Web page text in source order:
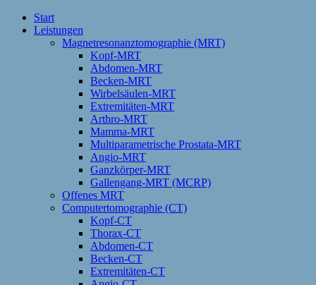
Start
Leistungen
Magnetresonanztomographie (MRT)
Kopf-MRT
Abdomen-MRT
Becken-MRT
Wirbelsäulen-MRT
Extremitäten-MRT
Arthro-MRT
Mamma-MRT
Multiparametrische Prostata-MRT
Angio-MRT
Ganzkörper-MRT
Gallengang-MRT (MCRP)
Offenes MRT
Computertomographie (CT)
Kopf-CT
Thorax-CT
Abdomen-CT
Becken-CT
Extremitäten-CT